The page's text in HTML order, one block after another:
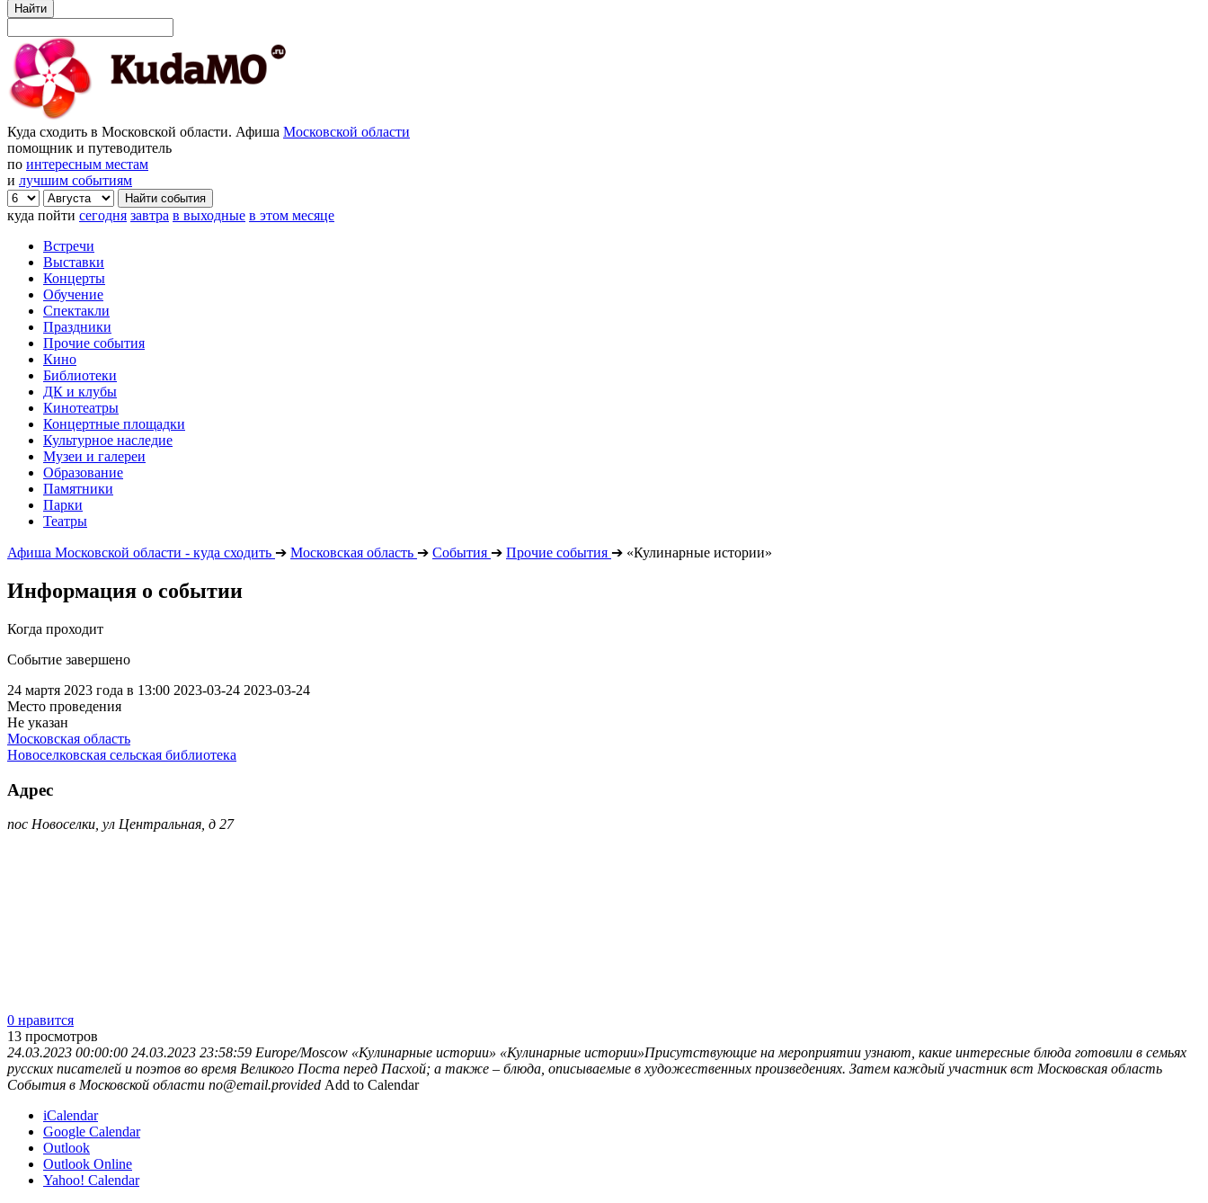
Найти
Куда сходить в Московской области. Афиша Московской области
помощник и путеводитель
по интересным местам
и лучшим событиям
куда пойти сегодня завтра в выходные в этом месяце
Встречи
Выставки
Концерты
Обучение
Спектакли
Праздники
Прочие события
Кино
Библиотеки
ДК и клубы
Кинотеатры
Концертные площадки
Культурное наследие
Музеи и галереи
Образование
Памятники
Парки
Театры
Афиша Московской области - куда сходить ➔ Московская область ➔ События ➔ Прочие события ➔ «Кулинарные истории»
Информация о событии
Когда проходит
Событие завершено
24 мартя 2023 года в 13:00 2023-03-24 2023-03-24
Место проведения
Не указан
Московская область
Новоселковская сельская библиотека
Адрес
пос Новоселки, ул Центральная, д 27
0 нравится
13 просмотров
24.03.2023 00:00:00 24.03.2023 23:58:59 Europe/Moscow «Кулинарные истории» «Кулинарные истории»Присутствующие на мероприятии узнают, какие интересные блюда готовили в семьях
русских писателей и поэтов во время Великого Поста перед Пасхой; а также – блюда, описываемые в художественных произведениях. Затем каждый участник вст Московская область
События в Московской области no@email.provided Add to Calendar
iCalendar
Google Calendar
Outlook
Outlook Online
Yahoo! Calendar